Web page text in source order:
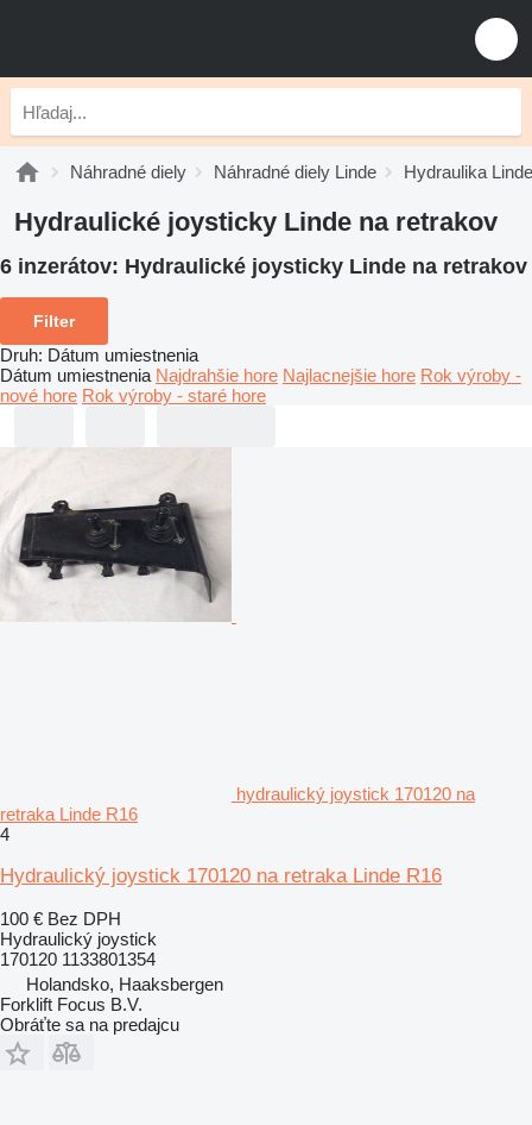
Náhradné diely Náhradné diely Linde Hydraulika Linde
Hydraulické joysticky Linde na retrakov
6 inzerátov: Hydraulické joysticky Linde na retrakov
Filter
Druh: Dátum umiestnenia
Dátum umiestnenia Najdrahšie hore Najlacnejšie hore Rok výroby -
nové hore Rok výroby - staré hore
hydraulický joystick 170120 na
retraka Linde R16
4
Hydraulický joystick 170120 na retraka Linde R16
100 € Bez DPH
Hydraulický joystick
170120 1133801354
Holandsko, Haaksbergen
Forklift Focus B.V.
Obráťte sa na predajcu